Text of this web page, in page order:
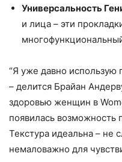
Универсальность
и лица – эти
“Я уже давно использую
– делится Брайан
здоровью женщин в
появилась возможность
Текстура идеальна – не
немаловажно для